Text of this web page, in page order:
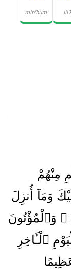
min'hum
مِنْهُمْ
وَمَآ أُنزِلَ
وَٱلْمُؤْتُونَ
ٱلْـَٔاخِرِ